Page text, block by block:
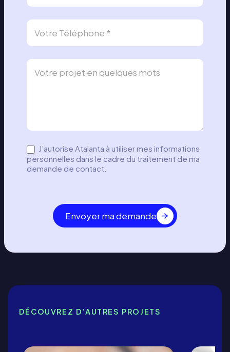
e
e
c
c
–
l
J’autorise Atalanta à utiliser mes informations
personnelles dans le cadre du traitement de ma
demande de contact.
Envoyer ma demande
DÉCOUVREZ D’AUTRES PROJETS